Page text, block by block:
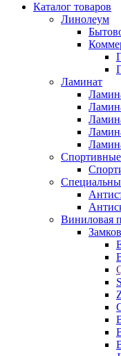
Каталог товаров
Линолеум
Ламинат
Виниловая